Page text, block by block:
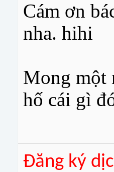
Cám ơn
nha. hihi
Mong một
hố cái gì
Đăng ký